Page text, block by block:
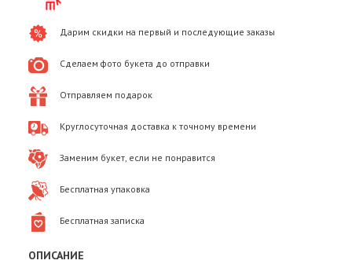
Дарим скидки на первый и последующие заказы
Сделаем фото букета до отправки
Отправляем подарок
Круглосуточная доставка к точному времени
Заменим букет, если не понравится
Бесплатная упаковка
Бесплатная записка
ОПИСАНИЕ